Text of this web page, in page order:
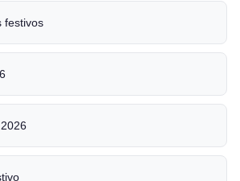
festivos